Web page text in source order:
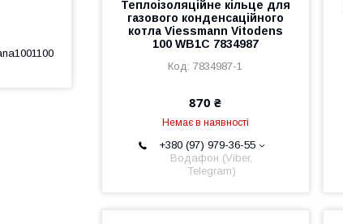
Теплоізоляційне кільце для
газового конденсаційного
котла Viessmann Vitodens
100 WB1C 7834987
7834987-1
870 ₴
Немає в наявності
+380 (97) 979-36-55
Водафон (Viber,
Telegram)